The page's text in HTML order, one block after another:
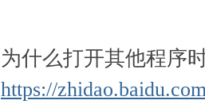
为什么打开其他程序
https://